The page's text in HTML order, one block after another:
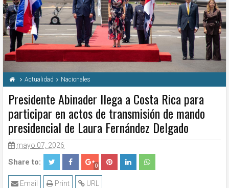
Actualidad Nacionales
Presidente Abinader llega a Costa Rica para
participar en actos de transmisión de mando
presidencial de Laura Fernández Delgado
mayo 07, 2026
Share to: 0
URL
Print
Email